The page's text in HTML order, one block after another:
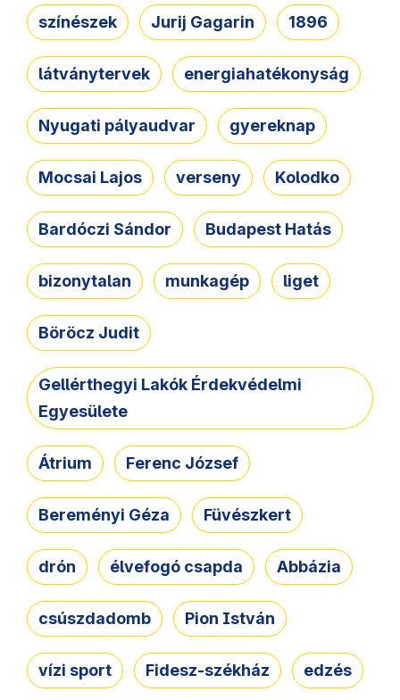
színészek Jurij Gagarin 1896
látványtervek energiahatékonyság
Nyugati pályaudvar gyereknap
Mocsai Lajos verseny Kolodko
Bardóczi Sándor Budapest Hatás
bizonytalan munkagép liget
Böröcz Judit
Gellérthegyi Lakók Érdekvédelmi
Egyesülete
Átrium Ferenc József
Bereményi Géza Füvészkert
drón élvefogó csapda Abbázia
csúszdadomb Pion István
vízi sport Fidesz-székház edzés